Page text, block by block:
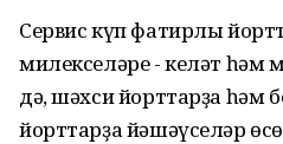
Сервис күп фатирлы
милекселәре - келәт
дә, шәхси йорттарҙа һәм
йорттарҙа йәшәүселәр